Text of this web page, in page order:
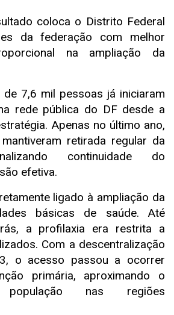
coloca o Distrito Federal
da federação com melhor
na ampliação da
de 7,6 mil pessoas já iniciaram
rede pública do DF desde a
Apenas no último ano,
retirada regular da
continuidade do
efetiva.
ligado à ampliação da
básicas de saúde. Até
a profilaxia era restrita a
Com a descentralização
o acesso passou a ocorrer
primária, aproximando o
nas regiões